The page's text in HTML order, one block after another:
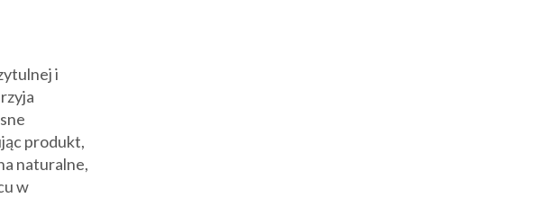
i
produkt,
naturalne,
w